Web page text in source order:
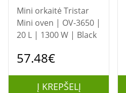
Mini orkaitė Tristar
Mini oven | OV-3650 |
20 L | 1300 W | Black
57.48€
Į KREPŠELĮ